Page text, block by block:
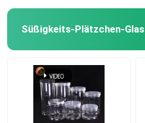
Süßigkeits-Plätzchen-Glas